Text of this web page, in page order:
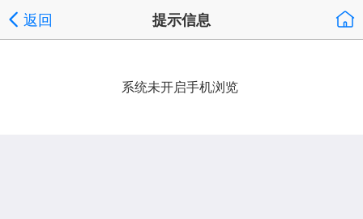
返回 提示信息
系统未开启手机浏览